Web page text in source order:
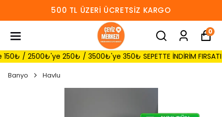
500 TL ÜZERI ÜCRETSIZ KARGO
0
/ 2500₺'ye 250₺ / 3500₺'ye 350₺ SEPETTE İNDİRİM FIRSATI 🔔
Banyo Havlu